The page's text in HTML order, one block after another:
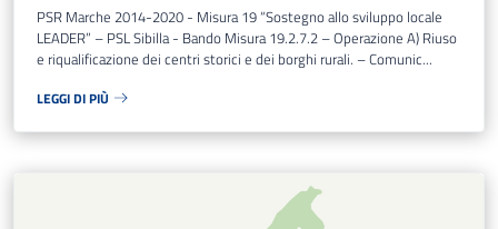
PSR Marche 2014-2020 - Misura 19 “Sostegno allo sviluppo locale
LEADER” – PSL Sibilla - Bando Misura 19.2.7.2 – Operazione A) Riuso
e riqualificazione dei centri storici e dei borghi rurali. – Comunic...
LEGGI DI PIÙ